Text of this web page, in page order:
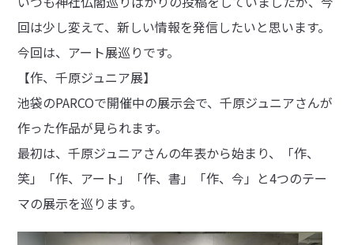
回は少し変えて、新しい情報を発信したいと思います。
今回は、アート展巡りです。
【作、千原ジュニア展】
池袋のPARCOで開催中の展示会で、千原ジュニアさんが
作った作品が見られます。
最初は、千原ジュニアさんの年表から始まり、「作、
笑」「作、アート」「作、書」「作、今」と4つのテー
マの展示を巡ります。